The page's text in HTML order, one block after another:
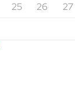
25 26 27